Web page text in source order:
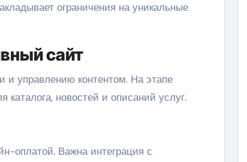
ограничения на уникальные
сайт
и управлению контентом. На этапе
новостей и описаний услуг.
оплатой. Важна интеграция с